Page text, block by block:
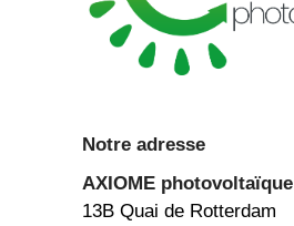
Notre adresse
AXIOME photovoltaïque
13B Quai de Rotterdam